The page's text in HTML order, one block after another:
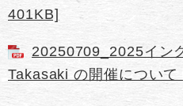
401KB]
20250709_2025イン
Takasaki の開催につい